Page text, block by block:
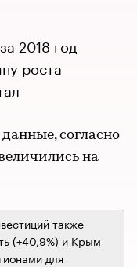
2018 год
роста
согласно
на
также
(+40,9%) и Крым
для